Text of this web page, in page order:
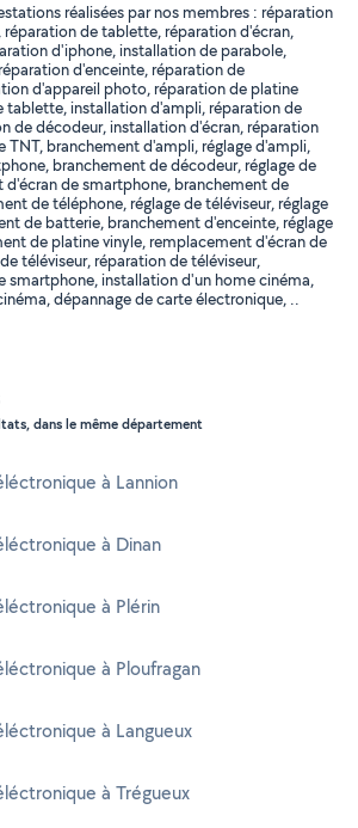
réalisées par nos membres : réparation
de tablette, réparation d'écran,
d'iphone, installation de parabole,
d'enceinte, réparation de
d'appareil photo, réparation de platine
tablette, installation d'ampli, réparation de
de décodeur, installation d'écran, réparation
TNT, branchement d'ampli, réglage d'ampli,
branchement de décodeur, réglage de
de smartphone, branchement de
de téléphone, réglage de téléviseur, réglage
de batterie, branchement d'enceinte, réglage
de platine vinyle, remplacement d'écran de
téléviseur, réparation de téléviseur,
smartphone, installation d'un home cinéma,
dépannage de carte électronique, ..
dans le même département
à Lannion
à Dinan
à Plérin
à Ploufragan
à Langueux
à Trégueux